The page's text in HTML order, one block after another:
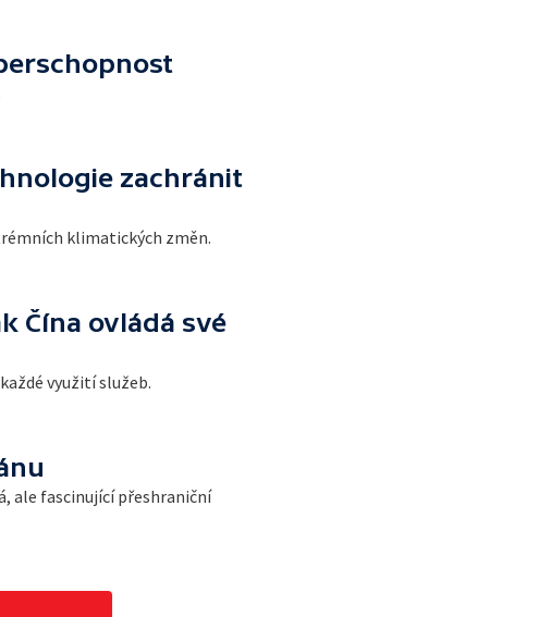
zachránit
klimatických změn.
Čína ovládá své
využití služeb.
ale fascinující přeshraniční